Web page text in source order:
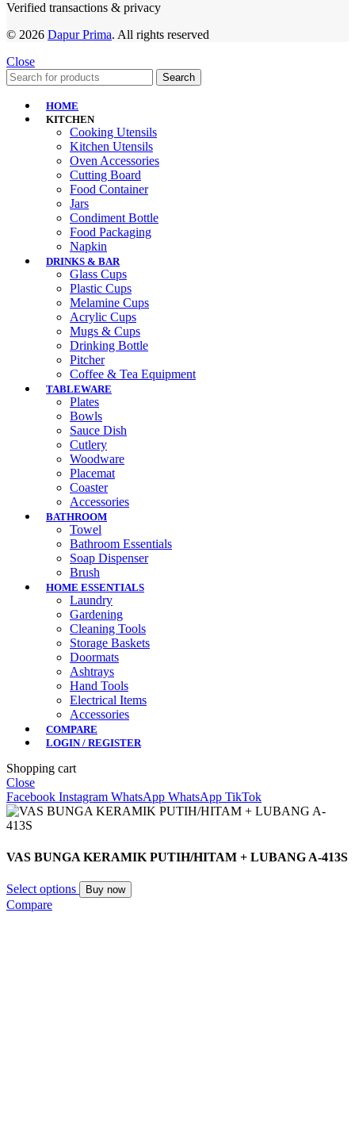
Verified transactions & privacy
© 2026 Dapur Prima. All rights reserved
Close
Search
HOME
KITCHEN
Cooking Utensils
Kitchen Utensils
Oven Accessories
Cutting Board
Food Container
Jars
Condiment Bottle
Food Packaging
Napkin
DRINKS & BAR
Glass Cups
Plastic Cups
Melamine Cups
Acrylic Cups
Mugs & Cups
Drinking Bottle
Pitcher
Coffee & Tea Equipment
TABLEWARE
Plates
Bowls
Sauce Dish
Cutlery
Woodware
Placemat
Coaster
Accessories
BATHROOM
Towel
Bathroom Essentials
Soap Dispenser
Brush
HOME ESSENTIALS
Laundry
Gardening
Cleaning Tools
Storage Baskets
Doormats
Ashtrays
Hand Tools
Electrical Items
Accessories
COMPARE
LOGIN / REGISTER
Shopping cart
Close
Facebook Instagram WhatsApp WhatsApp TikTok
VAS BUNGA KERAMIK PUTIH/HITAM + LUBANG A-413S
Select options Buy now
Compare